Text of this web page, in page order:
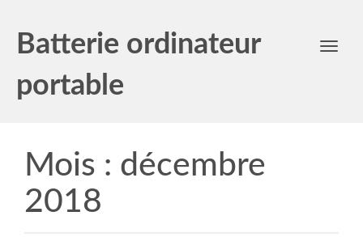
Batterie ordinateur
portable
Toggle
Mois : décembre
2018